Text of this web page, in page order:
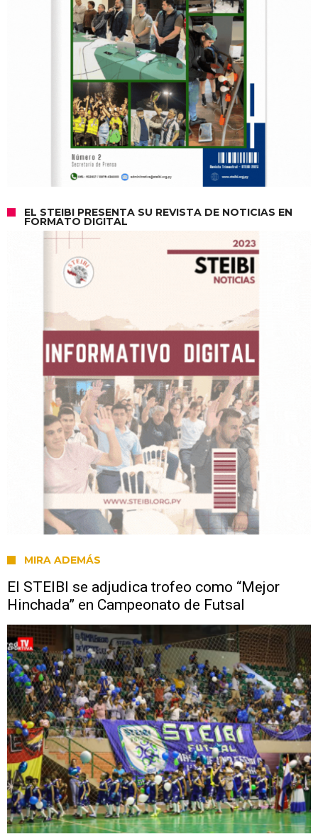
EL STEIBI PRESENTA SU REVISTA DE NOTICIAS EN
FORMATO DIGITAL
MIRA ADEMÁS
El STEIBI se adjudica trofeo como “Mejor
Hinchada” en Campeonato de Futsal